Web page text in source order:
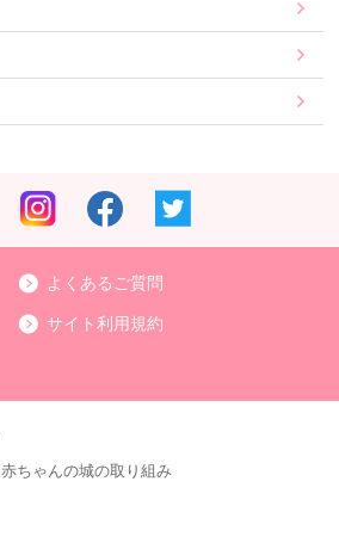
よくあるご質問
サイト利用規約
赤ちゃんの城の取り組み